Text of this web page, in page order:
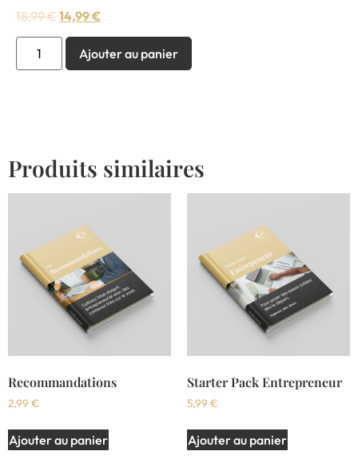
18,99€14,99€
Ajouter au panier
Produits similaires
Recommandations
2,99 €
Ajouter au panier
Starter Pack Entrepreneur
5,99 €
Ajouter au panier